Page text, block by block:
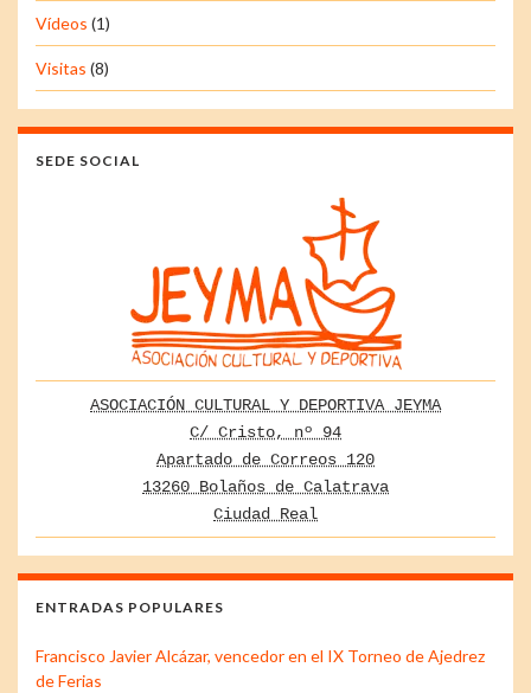
Vídeos (1)
Visitas (8)
SEDE SOCIAL
ASOCIACIÓN CULTURAL Y DEPORTIVA JEYMA
C/ Cristo, nº 94
Apartado de Correos 120
13260 Bolaños de Calatrava
Ciudad Real
ENTRADAS POPULARES
Francisco Javier Alcázar, vencedor en el IX Torneo de Ajedrez
de Ferias